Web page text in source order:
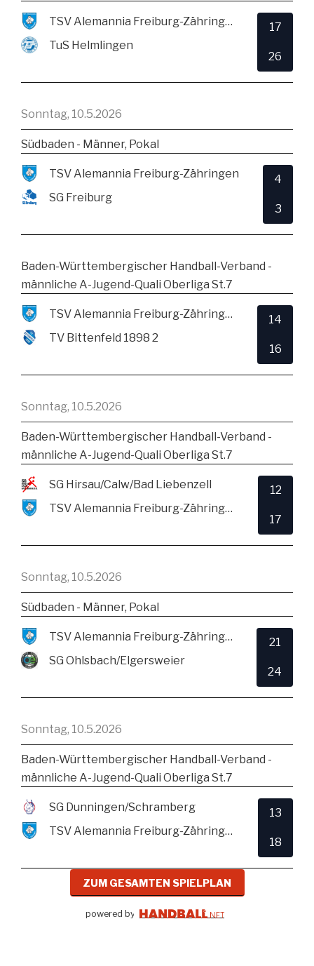
TSV Alemannia Freiburg-Zähringen
TuS Helmlingen
17
26
Sonntag, 10.5.2026
Südbaden - Männer, Pokal
TSV Alemannia Freiburg-Zähringen
SG Freiburg
4
3
Baden-Württembergischer Handball-Verband -
männliche A-Jugend-Quali Oberliga St.7
TSV Alemannia Freiburg-Zähringen
TV Bittenfeld 1898 2
14
16
Sonntag, 10.5.2026
Baden-Württembergischer Handball-Verband -
männliche A-Jugend-Quali Oberliga St.7
SG Hirsau/Calw/Bad Liebenzell
TSV Alemannia Freiburg-Zähringen
12
17
Sonntag, 10.5.2026
Südbaden - Männer, Pokal
TSV Alemannia Freiburg-Zähringen
SG Ohlsbach/Elgersweier
21
24
Sonntag, 10.5.2026
Baden-Württembergischer Handball-Verband -
männliche A-Jugend-Quali Oberliga St.7
SG Dunningen/Schramberg
TSV Alemannia Freiburg-Zähringen
13
18
ZUM GESAMTEN SPIELPLAN
powered by